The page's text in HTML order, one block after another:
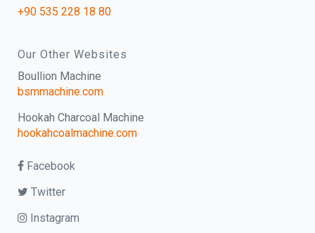
+90 535 228 18 80
Our Other Websites
Boullion Machine
bsmmachine.com
Hookah Charcoal Machine
hookahcoalmachine.com
Facebook
Twitter
Instagram